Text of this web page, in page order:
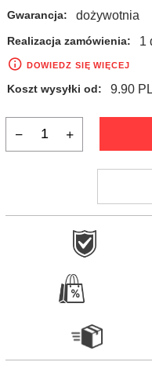
Gwarancja: dożywotnia
Realizacja zamówienia: 1
DOWIEDZ SIĘ WIĘCEJ
Koszt wysyłki od: 9.90